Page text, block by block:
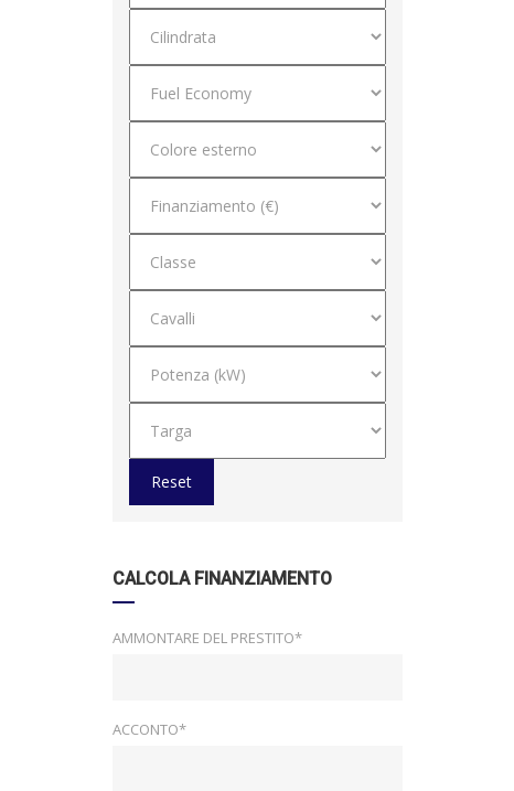
Reset
CALCOLA FINANZIAMENTO
AMMONTARE DEL PRESTITO*
ACCONTO*